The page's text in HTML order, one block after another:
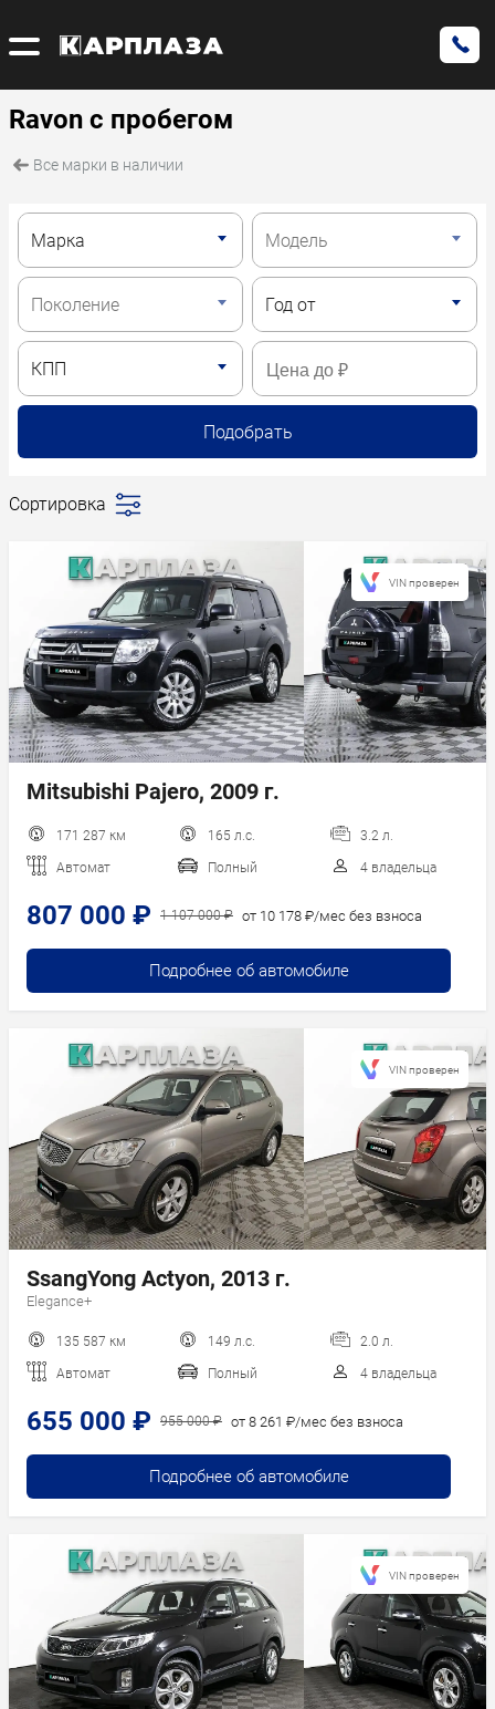
Ravon с пробегом
Все марки в наличии
Сортировка
Сначала
Сначала
дороже
Пробег
Год новее
Год старше
Mitsubishi Pajero, 2009 г.
171 287 км 165 л.с. 3.2 л.
Автомат Полный 4 владельца
807 000 ₽ 1 107 000 ₽ от 10 178 ₽/мес без взноса
Подробнее об автомобиле
VIN проверен
SsangYong Actyon, 2013 г.
Elegance+
135 587 км 149 л.с. 2.0 л.
Автомат Полный 4 владельца
655 000 ₽ 955 000 ₽ от 8 261 ₽/мес без взноса
Подробнее об автомобиле
VIN проверен
VIN проверен
Подобрать